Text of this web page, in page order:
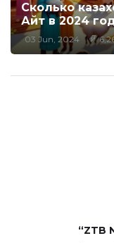
Сколько
Айт в 2024
03 Jun, 2024
“ZTB